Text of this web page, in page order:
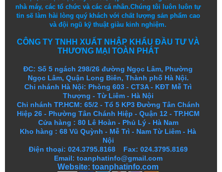
nhà máy, các tổ chức và các cá nhân.Chúng tôi luôn luôn tự
tin sẽ làm hài lòng quý khách với chất lượng sảnphẩm cao
và đội ngũ kỹ thuật giàu kinh nghiệm.
CÔNG TY TNHH XUẤT NHẬP KHẨU ĐẦU TƯ VÀ
THƯƠNG MẠI TOÀN PHÁT
ĐC: Số 5 ngách 298/26 đường Ngọc Lâm, Phường
Ngọc Lâm, Quận Long Biên, Thành phố Hà Nội.
Chi nhánh Hà Nội: Phòng 603 - CT3A - KĐT Mễ Trì
Thượng - Từ Liêm - Hà Nội
Chi nhánh TP.HCM: 65/2 - Tổ 5 KP3 Đường Tân Chánh
Hiệp 26 - Phường Tân Chánh Hiệp - Quận 12 - TP.HCM
Cửa hàng : 80 Lê Hoàn - Phủ Lý - Hà Nam
Kho hàng :68 Vũ Quỳnh - Mễ Trì - Nam Từ Liêm - Hà
Nội
Điện thoại: 024.3795.8168 Fax: 024.3795.8169
Email: toanphatinfo@gmail.com
Website: toanphatinfo.com